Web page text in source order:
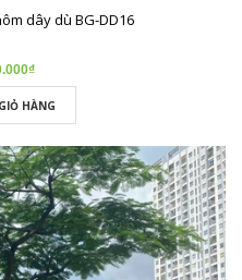
dây dù BG-DD16
HÀNG